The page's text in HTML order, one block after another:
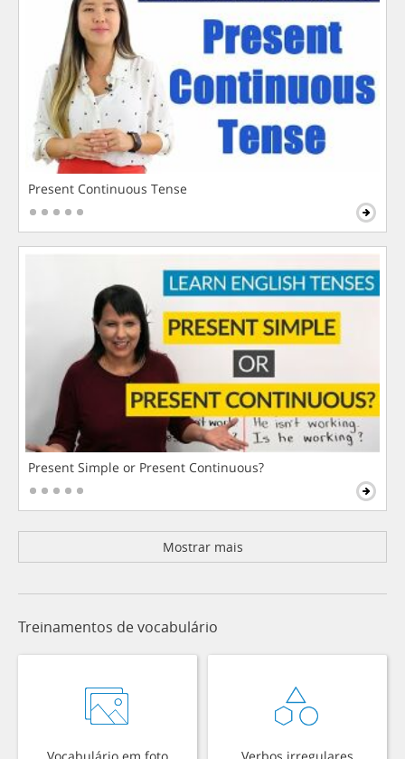
Present Continuous Tense
Present Simple or Present Continuous?
Mostrar mais
Treinamentos de vocabulário